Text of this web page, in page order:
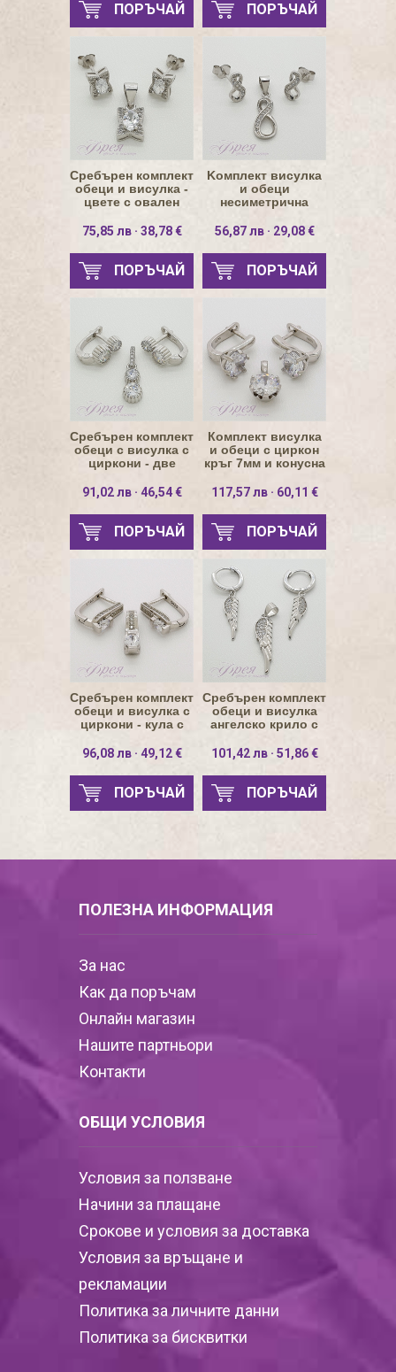
ПОРЪЧАЙ ПОРЪЧАЙ
Сребърен комплект
обеци и висулка -
цвете с овален
75,85 лв · 38,78 €
ПОРЪЧАЙ
Kомплект висулка
и обеци
несиметрична
циркони
56,87 лв · 29,08 €
ПОРЪЧАЙ
Сребърен комплект
обеци с висулка с
циркони - две
91,02 лв · 46,54 €
ПОРЪЧАЙ
Комплект висулка
и обеци с циркон
кръг 7мм и конусна
117,57 лв · 60,11 €
ПОРЪЧАЙ
Сребърен комплект
обеци и висулка с
циркони - кула с
96,08 лв · 49,12 €
ПОРЪЧАЙ
Сребърен комплект
обеци и висулка
ангелско крило с
101,42 лв · 51,86 €
ПОРЪЧАЙ
ПОЛЕЗНА ИНФОРМАЦИЯ
За нас
Как да поръчам
Онлайн магазин
Нашите партньори
Контакти
ОБЩИ УСЛОВИЯ
Условия за ползване
Начини за плащане
Срокове и условия за доставка
Условия за връщане и
рекламации
Политика за личните данни
Политика за бисквитки